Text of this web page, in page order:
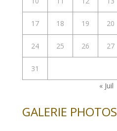
17 18 19 20
24 25 26 27
31
« Juil
GALERIE PHOTOS